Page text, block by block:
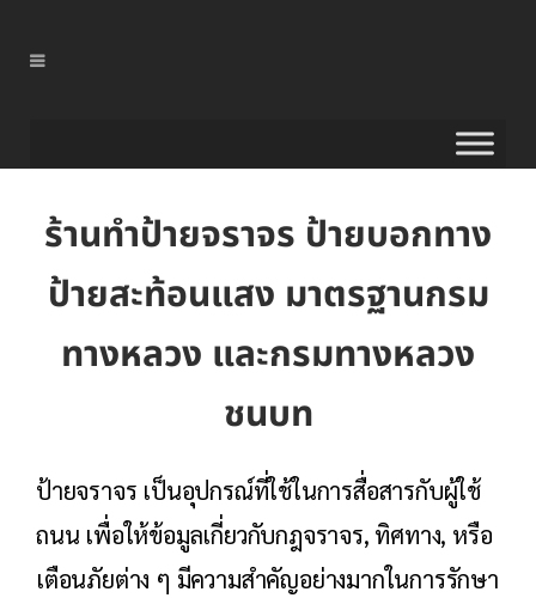
ร้านทำป้ายจราจร ป้ายบอกทาง
ป้ายสะท้อนแสง มาตรฐานกรม
ทางหลวง และกรมทางหลวง
ชนบท
ป้ายจราจร เป็นอุปกรณ์ที่ใช้ในการสื่อสารกับผู้ใช้
ถนน เพื่อให้ข้อมูลเกี่ยวกับกฎจราจร, ทิศทาง, หรือ
เตือนภัยต่าง ๆ มีความสำคัญอย่างมากในการรักษา